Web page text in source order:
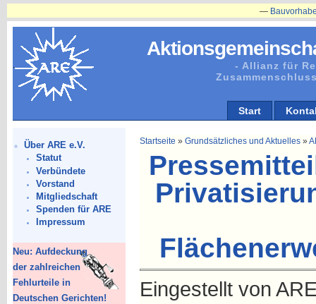
- Allianz für
Start
Über ARE e.V.
Statut
Verbündete
Vorstand
Mitgliedschaft
Spenden für ARE
Impressum
Neu: Aufdeckung
der zahlreichen
Fehlurteile in
Deutschen Gerichten!
Bauvorhaben in
Startseite » Grundsätzliches und Aktuelles»
Eingestellt von